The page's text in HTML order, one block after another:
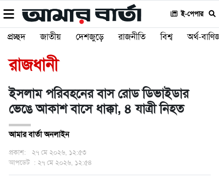
ই-পেপার
প্রচ্ছদ জাতীয় দেশজুড়ে রাজনীতি বিশ্ব অর্থ-
রাজধানী
ইসলাম পরিবহনের বাস রোড ডিভাইডার
ভেঙে আকাশ বাসে ধাক্কা, ৪ যাত্রী নিহত
আমার বার্তা অনলাইন
প্রকাশ:
২৭ মে ২০২৬, ১২:৫৩
আপডেট : ২৭ মে ২০২৬, ১২:৫৪